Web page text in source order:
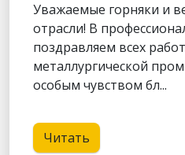
Уважаемые горняки и
отрасли! В
поздравляем всех
металлургической
особым чувством бл...
Читать